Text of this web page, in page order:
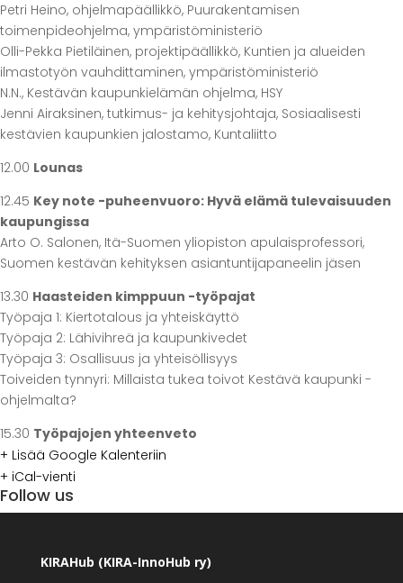
Petri Heino, ohjelmapäällikkö, Puurakentamisen
toimenpideohjelma, ympäristöministeriö
Olli-Pekka Pietiläinen, projektipäällikkö, Kuntien ja alueiden
ilmastotyön vauhdittaminen, ympäristöministeriö
N.N., Kestävän kaupunkielämän ohjelma, HSY
Jenni Airaksinen, tutkimus- ja kehitysjohtaja, Sosiaalisesti
kestävien kaupunkien jalostamo, Kuntaliitto
12.00 Lounas
12.45 Key note -puheenvuoro: Hyvä elämä tulevaisuuden
kaupungissa
Arto O. Salonen, Itä-Suomen yliopiston apulaisprofessori,
Suomen kestävän kehityksen asiantuntijapaneelin jäsen
13.30 Haasteiden kimppuun -työpajat
Työpaja 1: Kiertotalous ja yhteiskäyttö
Työpaja 2: Lähivihreä ja kaupunkivedet
Työpaja 3: Osallisuus ja yhteisöllisyys
Toiveiden tynnyri: Millaista tukea toivot Kestävä kaupunki -
ohjelmalta?
15.30 Työpajojen yhteenveto
+ Lisää Google Kalenteriin
+ iCal-vienti
Follow us
KIRAHub (KIRA-InnoHub ry)